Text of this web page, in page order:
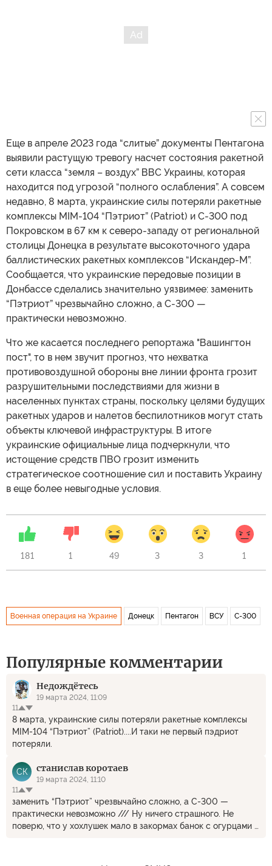
Еще в апреле 2023 года “слитые” документы Пентагона
выявили растущую тревогу насчет состояния ракетной
сети класса “земля – воздух” ВВС Украины, которая
находится под угрозой “полного ослабления”. А совсем
недавно, 8 марта, украинские силы потеряли ракетные
комплексы MIM-104 “Пэтриот” (Patriot) и С-300 под
Покровском в 67 км к северо-западу от региональной
столицы Донецка в результате высокоточного удара
баллистических ракетных комплексов “Искандер-М”.
Сообщается, что украинские передовые позиции в
Донбассе сделались значительно уязвимее: заменить
“Пэтриот” чрезвычайно сложно, а С-300 —
практически невозможно.
Что же касается последнего репортажа "Вашингтон
пост", то в нем звучит прогноз, что нехватка
противовоздушной обороны вне линии фронта грозит
разрушительными последствиями для жизни в
населенных пунктах страны, поскольку целями будущих
ракетных ударов и налетов беспилотников могут стать
объекты ключевой инфраструктуры. В итоге
украинские официальные лица подчеркнули, что
истощение средств ПВО грозит изменить
стратегическое соотношение сил и поставить Украину
в еще более невыгодные условия.
181 1 49 3 3 1
Военная операция на Украине Донецк Пентагон ВСУ С-300
Популярные комментарии
Недождётесь
19 марта 2024, 11:09
11
8 марта, украинские силы потеряли ракетные комплексы
MIM-104 “Пэтриот” (Patriot)....И таки не первый пэдриот
потеряли.
СК станислав коротаев
19 марта 2024, 11:10
11
заменить “Пэтриот” чрезвычайно сложно, а С-300 —
практически невозможно /// Ну ничего страшного. Не
поверю, что у хохлушек мало в закормах банок с огурцами и